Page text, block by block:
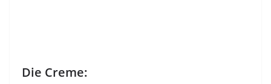
Die Creme: